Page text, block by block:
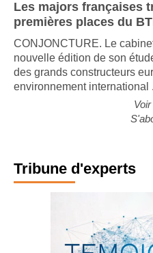
Les majors françaises
premières places du
CONJONCTURE. Le
nouvelle édition de son
des grands constructeurs
environnement international
Tribune d'experts